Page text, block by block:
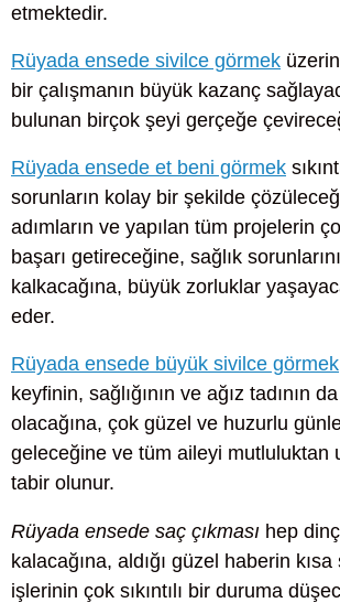
etmektedir.
Rüyada ensede sivilce görmek
bir çalışmanın büyük kazanç
bulunan birçok şeyi gerçeğe
Rüyada ensede et beni görmek
sorunların kolay bir şekilde
adımların ve yapılan tüm projelerin
başarı getireceğine, sağlık
kalkacağına, büyük zorluklar
eder.
Rüyada ensede büyük sivilce görmek
keyfinin, sağlığının ve ağız tadının
olacağına, çok güzel ve huzurlu
geleceğine ve tüm aileyi mutluluktan
tabir olunur.
Rüyada ensede saç çıkması hep
kalacağına, aldığı güzel haberin
işlerinin çok sıkıntılı bir duruma